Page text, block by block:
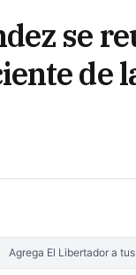
se
de
Agrega El Libertador a